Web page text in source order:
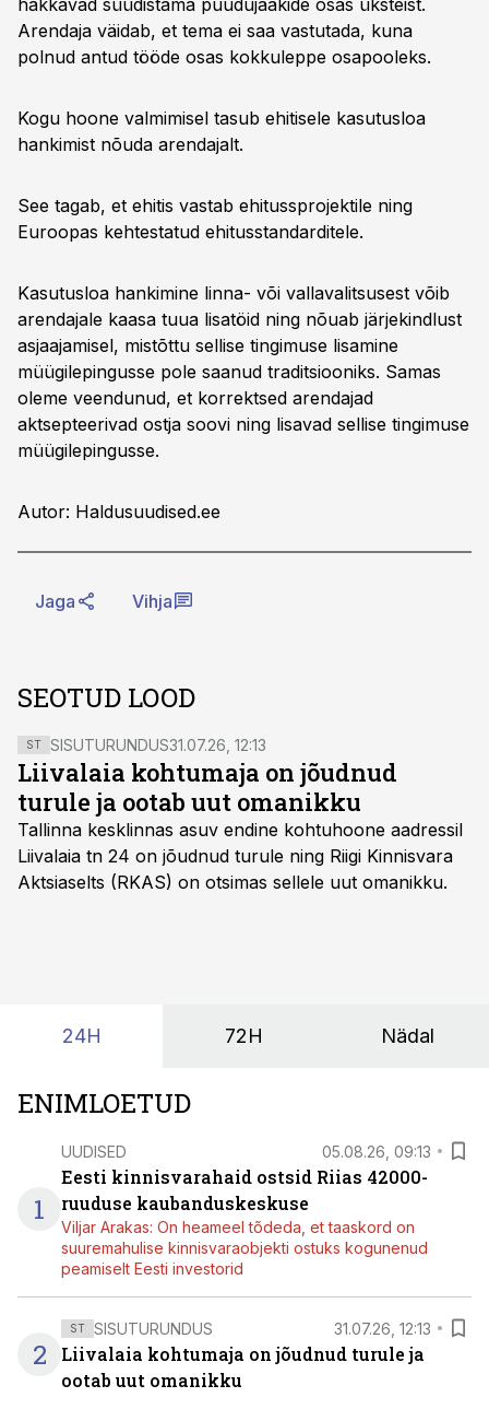
hakkavad süüdistama puudujääkide osas üksteist.
Arendaja väidab, et tema ei saa vastutada, kuna
polnud antud tööde osas kokkuleppe osapooleks.
Kogu hoone valmimisel tasub ehitisele kasutusloa
hankimist nõuda arendajalt.
See tagab, et ehitis vastab ehitussprojektile ning
Euroopas kehtestatud ehitusstandarditele.
Kasutusloa hankimine linna- või vallavalitsusest võib
arendajale kaasa tuua lisatöid ning nõuab järjekindlust
asjaajamisel, mistõttu sellise tingimuse lisamine
müügilepingusse pole saanud traditsiooniks. Samas
oleme veendunud, et korrektsed arendajad
aktsepteerivad ostja soovi ning lisavad sellise tingimuse
müügilepingusse.
Autor: Haldusuudised.ee
Jaga Vihja
SEOTUD LOOD
ST SISUTURUNDUS31.07.26, 12:13
Liivalaia kohtumaja on jõudnud
turule ja ootab uut omanikku
Tallinna kesklinnas asuv endine kohtuhoone aadressil
Liivalaia tn 24 on jõudnud turule ning Riigi Kinnisvara
Aktsiaselts (RKAS) on otsimas sellele uut omanikku.
24H 72H Nädal
ENIMLOETUD
1
UUDISED 05.08.26, 09:13
Eesti kinnisvarahaid ostsid Riias 42000-
ruuduse kaubanduskeskuse
Viljar Arakas: On heameel tõdeda, et taaskord on
suuremahulise kinnisvaraobjekti ostuks kogunenud
peamiselt Eesti investorid
2
ST SISUTURUNDUS 31.07.26, 12:13
Liivalaia kohtumaja on jõudnud turule ja
ootab uut omanikku